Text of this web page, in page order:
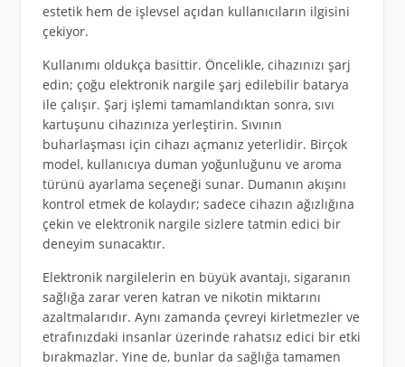
estetik hem de işlevsel açıdan kullanıcıların ilgisini
çekiyor.
Kullanımı oldukça basittir. Öncelikle, cihazınızı şarj
edin; çoğu elektronik nargile şarj edilebilir batarya
ile çalışır. Şarj işlemi tamamlandıktan sonra, sıvı
kartuşunu cihazınıza yerleştirin. Sıvının
buharlaşması için cihazı açmanız yeterlidir. Birçok
model, kullanıcıya duman yoğunluğunu ve aroma
türünü ayarlama seçeneği sunar. Dumanın akışını
kontrol etmek de kolaydır; sadece cihazın ağızlığına
çekin ve elektronik nargile sizlere tatmin edici bir
deneyim sunacaktır.
Elektronik nargilelerin en büyük avantajı, sigaranın
sağlığa zarar veren katran ve nikotin miktarını
azaltmalarıdır. Aynı zamanda çevreyi kirletmezler ve
etrafınızdaki insanlar üzerinde rahatsız edici bir etki
bırakmazlar. Yine de, bunlar da sağlığa tamamen